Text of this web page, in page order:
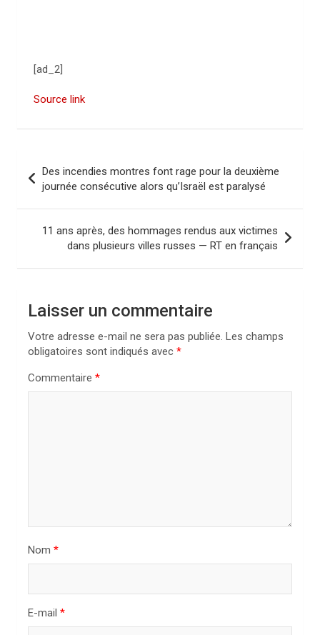
[ad_2]
Source link
v
a
Des incendies montres font rage pour la deuxième
journée consécutive alors qu’Israël est paralysé
11 ans après, des hommages rendus aux victimes
dans plusieurs villes russes — RT en français
Laisser un commentaire
Votre adresse e-mail ne sera pas publiée. Les champs
obligatoires sont indiqués avec *
Commentaire *
Nom *
E-mail *